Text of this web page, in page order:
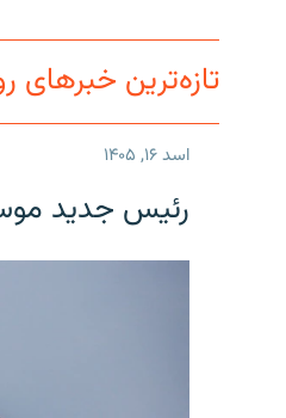
تازه‌ترین خبرهای
اسد ۱۶, ۱۴۰۵
رئیس جدید